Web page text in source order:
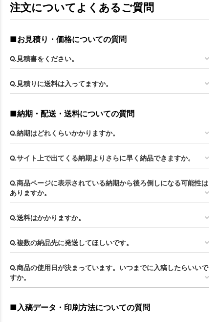
お買い物を続ける
注文についてよくあるご質問
■お見積り・価格についての質問
Q.見積書をください。
Q.見積りに送料は入ってますか。
■納期・配送・送料についての質問
Q.納期はどれくらいかかりますか。
Q.サイト上で出てくる納期よりさらに早く納品できますか。
Q.商品ページに表示されている納期から後ろ倒しになる可能性は
ありますか。
Q.送料はかかりますか。
Q.複数の納品先に発送してほしいです。
Q.商品の使用日が決まっています。いつまでに入稿したらいいで
すか。
■入稿データ・印刷方法についての質問